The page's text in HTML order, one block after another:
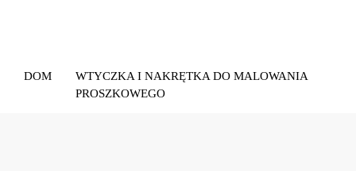
DOM
WTYCZKA I NAKRĘTKA DO MALOWANIA
PROSZKOWEGO